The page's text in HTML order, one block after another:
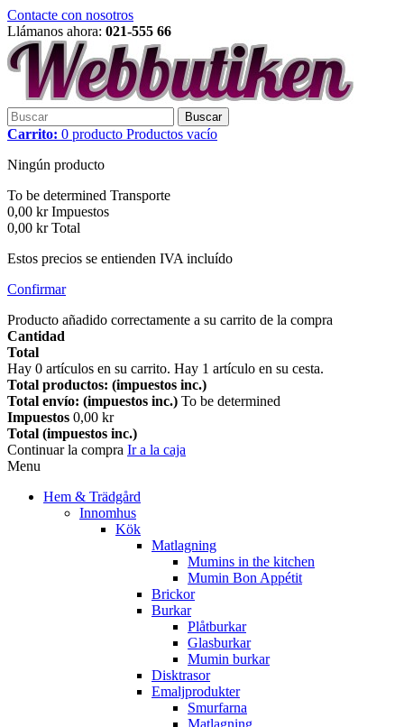
Contacte con nosotros
Llámanos ahora: 021-555 66
Buscar
Carrito: 0 producto Productos vacío
Ningún producto
To be determined Transporte
0,00 kr Impuestos
0,00 kr Total
Estos precios se entienden IVA incluído
Confirmar
Producto añadido correctamente a su carrito de la compra
Cantidad
Total
Hay 0 artículos en su carrito. Hay 1 artículo en su cesta.
Total productos: (impuestos inc.)
Total envío: (impuestos inc.) To be determined
Impuestos 0,00 kr
Total (impuestos inc.)
Continuar la compra Ir a la caja
Menu
Hem & Trädgård
Innomhus
Kök
Matlagning
Mumins in the kitchen
Mumin Bon Appétit
Brickor
Burkar
Plåtburkar
Glasburkar
Mumin burkar
Disktrasor
Emaljprodukter
Smurfarna
Matlagning